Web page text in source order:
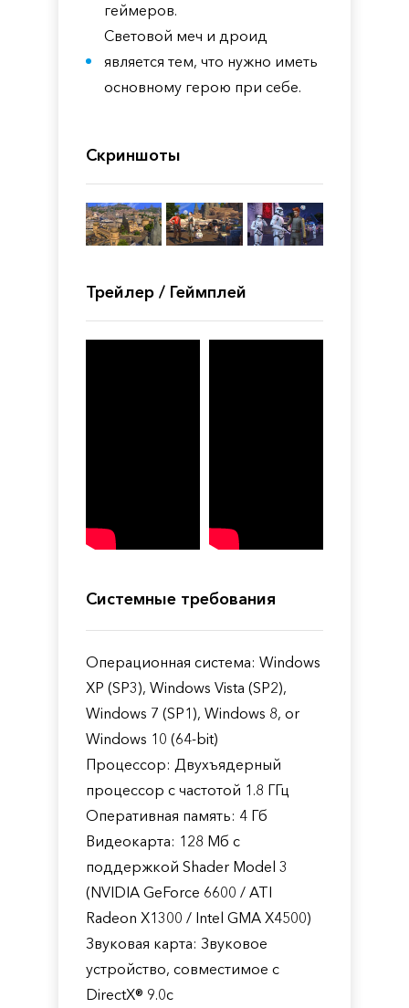
геймеров.
Световой меч и дроид
является тем, что нужно иметь
основному герою при себе.
Скриншоты
Трейлер / Геймплей
Системные требования
Операционная система: Windows
XP (SP3), Windows Vista (SP2),
Windows 7 (SP1), Windows 8, or
Windows 10 (64-bit)
Процессор: Двухъядерный
процессор с частотой 1.8 ГГц
Оперативная память: 4 Гб
Видеокарта: 128 Мб с
поддержкой Shader Model 3
(NVIDIA GeForce 6600 / ATI
Radeon X1300 / Intel GMA X4500)
Звуковая карта: Звуковое
устройство, совместимое с
DirectX® 9.0с